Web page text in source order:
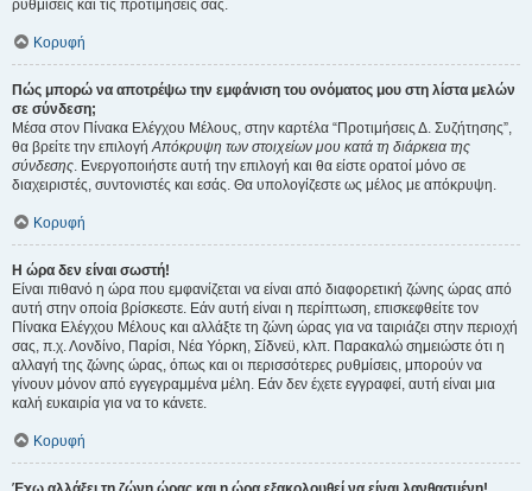
ρυθμίσεις και τις προτιμήσεις σας.
Κορυφή
Πώς μπορώ να αποτρέψω την εμφάνιση του ονόματος μου στη λίστα μελών
σε σύνδεση;
Μέσα στον Πίνακα Ελέγχου Μέλους, στην καρτέλα “Προτιμήσεις Δ. Συζήτησης”,
θα βρείτε την επιλογήΑπόκρυψη των στοιχείων μου κατά τη διάρκεια της
σύνδεσης. Ενεργοποιήστε αυτή την επιλογή και θα είστε ορατοί μόνο σε
διαχειριστές, συντονιστές και εσάς. Θα υπολογίζεστε ως μέλος με απόκρυψη.
Κορυφή
Η ώρα δεν είναι σωστή!
Είναι πιθανό η ώρα που εμφανίζεται να είναι από διαφορετική ζώνης ώρας από
αυτή στην οποία βρίσκεστε. Εάν αυτή είναι η περίπτωση, επισκεφθείτε τον
Πίνακα Ελέγχου Μέλους και αλλάξτε τη ζώνη ώρας για να ταιριάζει στην περιοχή
σας, π.χ. Λονδίνο, Παρίσι, Νέα Υόρκη, Σίδνεϋ, κλπ. Παρακαλώ σημειώστε ότι η
αλλαγή της ζώνης ώρας, όπως και οι περισσότερες ρυθμίσεις, μπορούν να
γίνουν μόνον από εγγεγραμμένα μέλη. Εάν δεν έχετε εγγραφεί, αυτή είναι μια
καλή ευκαιρία για να το κάνετε.
Κορυφή